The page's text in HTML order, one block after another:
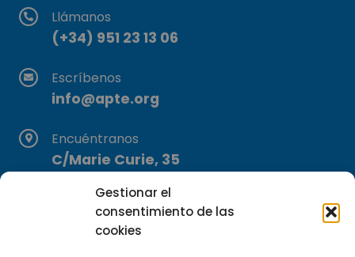
Gestionar el
consentimiento de las
cookies
Llámanos
(+34) 951 23 13 06
Escríbenos
info@apte.org
Encuéntranos
C/Marie Curie, 35